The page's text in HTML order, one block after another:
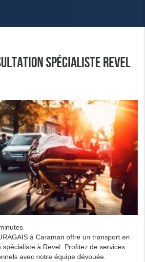
SPÉCIALISTE REVEL
à Caraman offre un transport en
spécialiste à Revel. Profitez de services
avec notre équipe dévouée.